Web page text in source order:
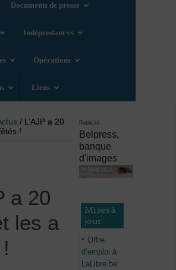
Documents de presse
Indépendant·es
Opérations
Liens
/ L’AJP a 20
!
a 20
les a
Publicité
Belpress,
banque
d'images
Mises à
jour
Offre
d’emploi à
LaLibre.be